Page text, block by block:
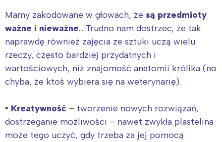
Mamy zakodowane w głowach, że są przedmioty
ważne i nieważne… Trudno nam dostrzec, że tak
naprawdę również zajęcia ze sztuki uczą wielu
rzeczy, często bardziej przydatnych i
wartościowych, niż znajomość anatomii królika (no
chyba, że ktoś wybiera się na weterynarię).
• Kreatywność – tworzenie nowych rozwiązań,
dostrzeganie możliwości – nawet zwykła plastelina
może tego uczyć, gdy trzeba za jej pomocą